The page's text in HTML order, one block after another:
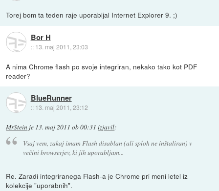
Torej bom ta teden raje uporabljal Internet Explorer 9. ;)
Bor H
:: 13. maj 2011, 23:03
A nima Chrome flash po svoje integriran, nekako tako kot PDF
reader?
BlueRunner
:: 13. maj 2011, 23:12
MrStein je 13. maj 2011 ob 00:31 izjavil:
Vsaj vem, zakaj imam Flash disablan (ali sploh ne inštaliran) v
večini browserjev, ki jih uporabljam...
Re. Zaradi integriranega Flash-a je Chrome pri meni letel iz
kolekcije "uporabnih".